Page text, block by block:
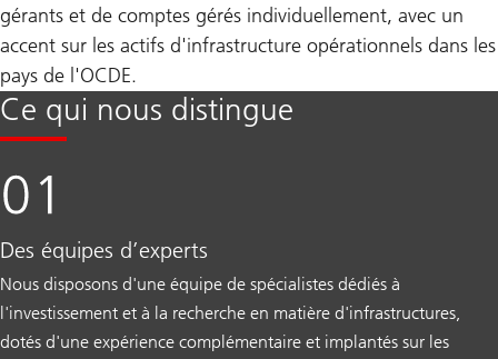
gérants et de comptes gérés individuellement, avec un
accent sur les actifs d'infrastructure opérationnels dans les
pays de l'OCDE.
Ce qui nous distingue
Des équipes d’experts
Nous disposons d'une équipe de spécialistes dédiés à
l'investissement et à la recherche en matière d'infrastructures,
dotés d'une expérience complémentaire et implantés sur les